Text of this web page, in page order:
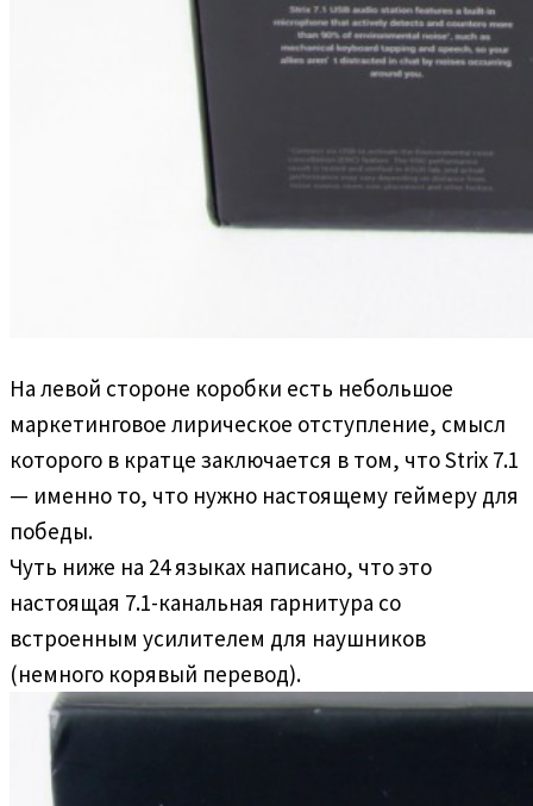
На левой стороне коробки есть небольшое
маркетинговое лирическое отступление, смысл
которого в кратце заключается в том, что Strix 7.1
— именно то, что нужно настоящему геймеру для
победы.
Чуть ниже на 24 языках написано, что это
настоящая 7.1-канальная гарнитура со
встроенным усилителем для наушников
(немного корявый перевод).